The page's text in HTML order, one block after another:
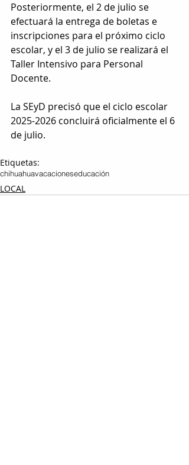
Posteriormente, el 2 de julio se
efectuará la entrega de boletas e
inscripciones para el próximo ciclo
escolar, y el 3 de julio se realizará el
Taller Intensivo para Personal
Docente.
La SEyD precisó que el ciclo escolar
2025-2026 concluirá oficialmente el 6
de julio.
Etiquetas:
chihuahuavacacioneseducación
LOCAL